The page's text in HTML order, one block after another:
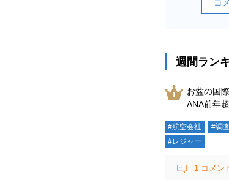
コ
週間ラン
お盆の国
ANA前年
#航空会社 #調
#レジャー
1 コメン